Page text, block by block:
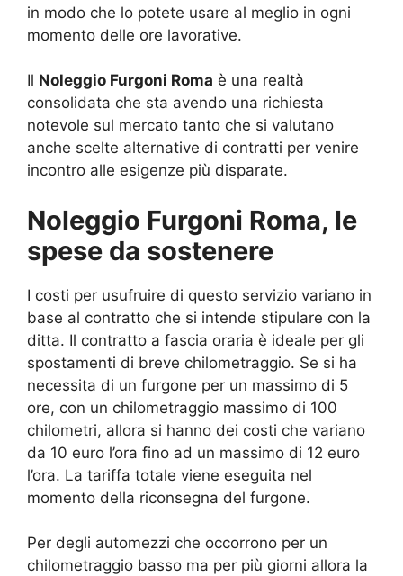
in modo che lo potete usare al meglio in ogni
momento delle ore lavorative.
Il Noleggio Furgoni Roma è una realtà
consolidata che sta avendo una richiesta
notevole sul mercato tanto che si valutano
anche scelte alternative di contratti per venire
incontro alle esigenze più disparate.
Noleggio Furgoni Roma, le
spese da sostenere
I costi per usufruire di questo servizio variano in
base al contratto che si intende stipulare con la
ditta. Il contratto a fascia oraria è ideale per gli
spostamenti di breve chilometraggio. Se si ha
necessita di un furgone per un massimo di 5
ore, con un chilometraggio massimo di 100
chilometri, allora si hanno dei costi che variano
da 10 euro l’ora fino ad un massimo di 12 euro
l’ora. La tariffa totale viene eseguita nel
momento della riconsegna del furgone.
Per degli automezzi che occorrono per un
chilometraggio basso ma per più giorni allora la